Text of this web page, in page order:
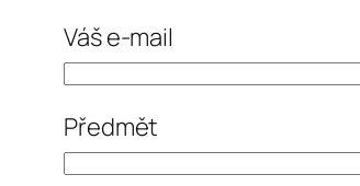
Váš e-mail
Předmět